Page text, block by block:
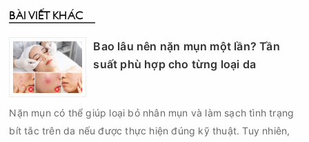
BÀI VIẾT KHÁC
Bao lâu nên nặn mụn một lần? Tần
suất phù hợp cho từng loại da
Nặn mụn có thể giúp loại bỏ nhân mụn và làm sạch tình trạng
bít tắc trên da nếu được thực hiện đúng kỹ thuật. Tuy nhiên,